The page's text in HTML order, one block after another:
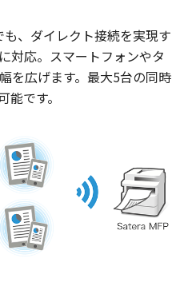
、ダイレクト接続を実現す
対応。スマートフォンやタ
を広げます。最大5台の同時
です。